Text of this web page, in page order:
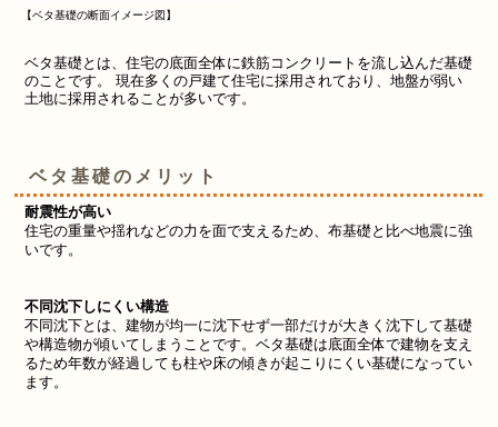
【ベタ基礎の断面イメージ図】
ベタ基礎とは、住宅の底面全体に鉄筋コンクリートを流し込んだ基礎
のことです。 現在多くの戸建て住宅に採用されており、地盤が弱い
土地に採用されることが多いです。
ベタ基礎のメリット
耐震性が高い
住宅の重量や揺れなどの力を面で支えるため、布基礎と比べ地震に強
いです。
不同沈下しにくい構造
不同沈下とは、建物が均一に沈下せず一部だけが大きく沈下して基礎
や構造物が傾いてしまうことです。ベタ基礎は底面全体で建物を支え
るため年数が経過しても柱や床の傾きが起こりにくい基礎になってい
ます。